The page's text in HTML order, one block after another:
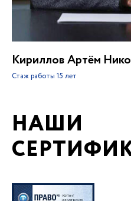
Кириллов Артём
Стаж работы 15 лет
НАШИ